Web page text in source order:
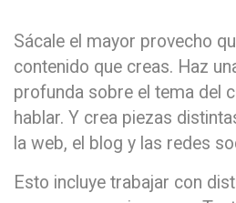
Sácale el mayor provecho
contenido que creas. Haz
profunda sobre el tema del
hablar. Y crea piezas
la web, el blog y las redes
Esto incluye trabajar con